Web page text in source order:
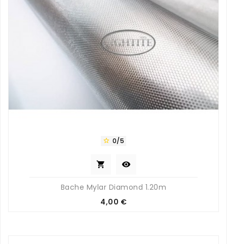
 0/5
 
Bache Mylar Diamond 1.20m
Prix
4,00 €